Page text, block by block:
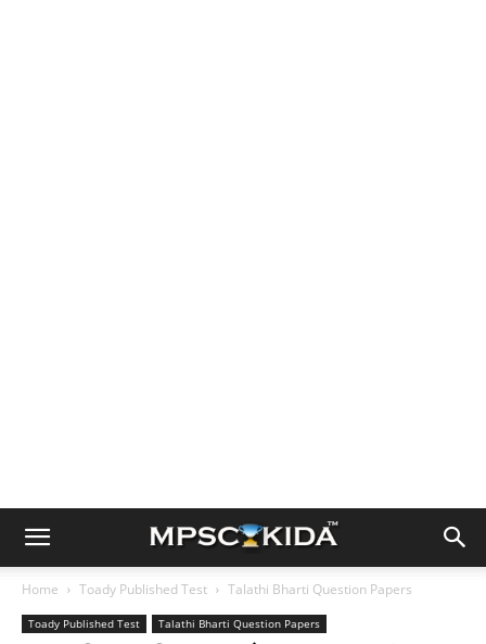
Home Toady Published Test Talathi Bharti Question Papers
Toady Published Test Talathi Bharti Question Papers